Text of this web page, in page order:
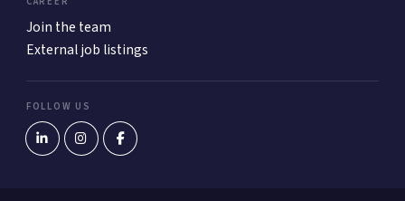
Join the team
External job listings
FOLLOW US